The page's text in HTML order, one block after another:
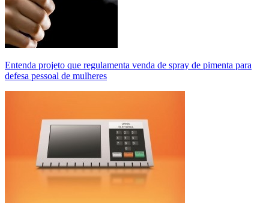
Entenda projeto que regulamenta venda de spray de pimenta para
defesa pessoal de mulheres